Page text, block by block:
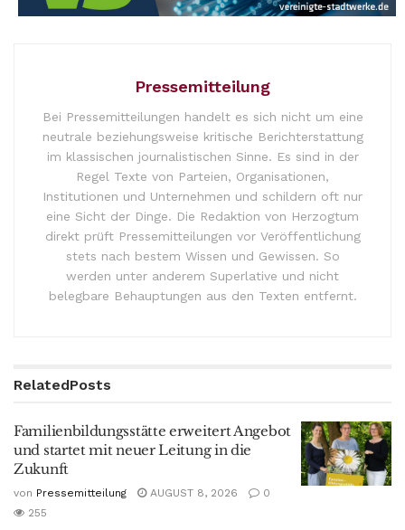
Pressemitteilung
Bei Pressemitteilungen handelt es sich nicht um eine
neutrale beziehungsweise kritische Berichterstattung
im klassischen journalistischen Sinne. Es sind in der
Regel Texte von Parteien, Organisationen,
Institutionen und Unternehmen und schildern oft nur
eine Sicht der Dinge. Die Redaktion von Herzogtum
direkt prüft Pressemitteilungen vor Veröffentlichung
stets nach bestem Wissen und Gewissen. So
werden unter anderem Superlative und nicht
belegbare Behauptungen aus den Texten entfernt.
RelatedPosts
Familienbildungsstätte erweitert Angebot
und startet mit neuer Leitung in die
Zukunft
von Pressemitteilung AUGUST 8, 2026
0
255